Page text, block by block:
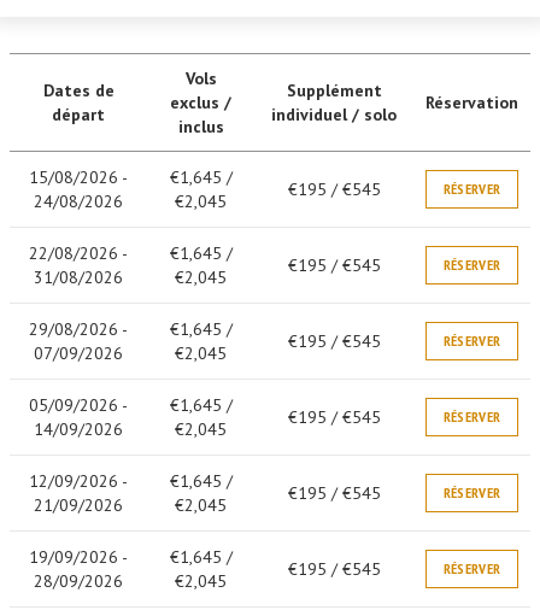
Dates de
départ
Vols
exclus /
inclus
Supplément
individuel / solo
Réservation
15/08/2026 -
24/08/2026
€1,645 /
€2,045
€195 / €545 RÉSERVER
22/08/2026 -
31/08/2026
€1,645 /
€2,045
€195 / €545 RÉSERVER
29/08/2026 -
07/09/2026
€1,645 /
€2,045
€195 / €545 RÉSERVER
05/09/2026 -
14/09/2026
€1,645 /
€2,045
€195 / €545 RÉSERVER
12/09/2026 -
21/09/2026
€1,645 /
€2,045
€195 / €545 RÉSERVER
19/09/2026 -
28/09/2026
€1,645 /
€2,045
€195 / €545 RÉSERVER